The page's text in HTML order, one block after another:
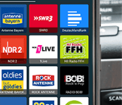
Islam Sobhi - إسلام صبحي